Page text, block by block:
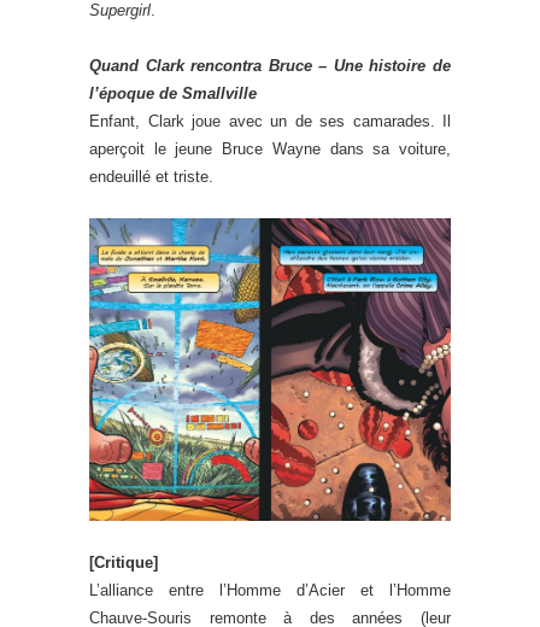
Supergirl.
Quand Clark rencontra Bruce – Une histoire de
l’époque de Smallville
Enfant, Clark joue avec un de ses camarades. Il
aperçoit le jeune Bruce Wayne dans sa voiture,
endeuillé et triste.
[Critique]
L’alliance entre l’Homme d’Acier et l’Homme
Chauve-Souris remonte à des années (leur